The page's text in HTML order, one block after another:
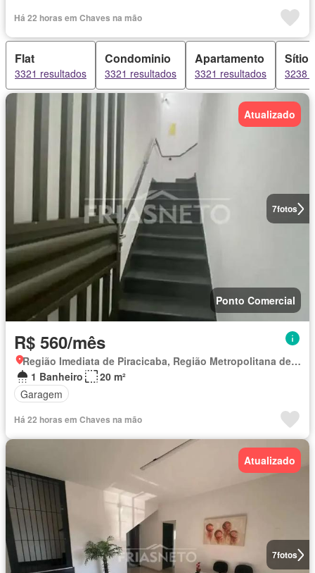
Há 22 horas em Chaves na mão
Flat
3321 resultados
Condominio
3321 resultados
Apartamento
3321 resultados
Sítio
3238
7fotos
Atualizado
Ponto Comercial
R$ 560/mês
Região Imediata de Piracicaba, Região Metropolitana de Piracicaba
1 Banheiro
20 m²
Garagem
Há 22 horas em Chaves na mão
7fotos
Atualizado